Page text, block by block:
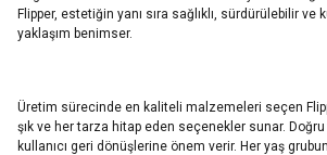
Flipper, estetiğin yanı sıra sağlıklı, sürdürülebilir ve
yaklaşım benimser.
Üretim sürecinde en kaliteli malzemeleri seçen
şık ve her tarza hitap eden seçenekler sunar. Doğru
kullanıcı geri dönüşlerine önem verir. Her yaş